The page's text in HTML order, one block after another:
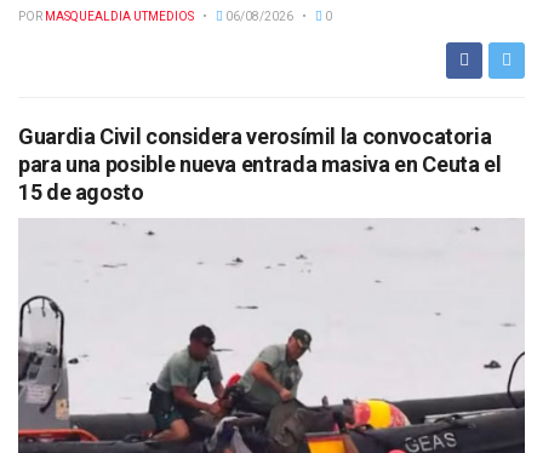
POR MASQUEALDIA UTMEDIOS 06/08/2026 0
Guardia Civil considera verosímil la convocatoria
para una posible nueva entrada masiva en Ceuta el
15 de agosto